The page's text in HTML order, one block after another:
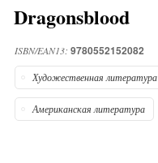
Dragonsblood
ISBN/EAN13: 9780552152082
Художественная литература
Американская литература